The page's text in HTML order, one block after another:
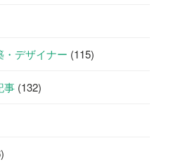
デザイナー (115)
事 (132)